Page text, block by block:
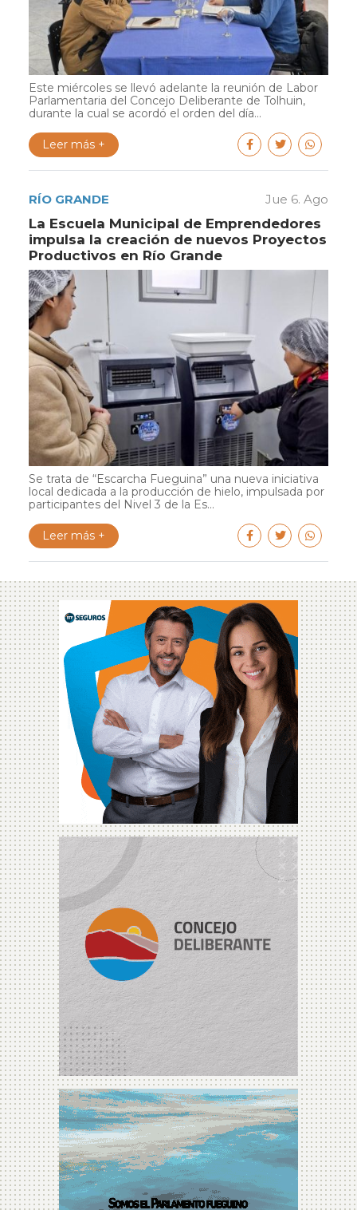
Este miércoles se llevó adelante la reunión de Labor
Parlamentaria del Concejo Deliberante de Tolhuin,
durante la cual se acordó el orden del día...
Leer más +
RÍO GRANDE Jue 6. Ago
La Escuela Municipal de Emprendedores
impulsa la creación de nuevos Proyectos
Productivos en Río Grande
Se trata de “Escarcha Fueguina” una nueva iniciativa
local dedicada a la producción de hielo, impulsada por
participantes del Nivel 3 de la Es...
Leer más +